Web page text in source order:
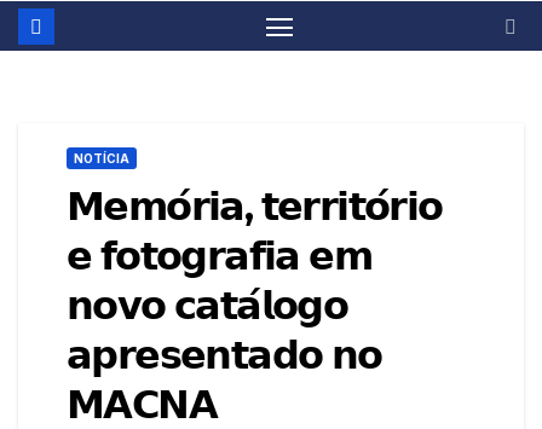
NOTÍCIA
𝗠𝗲𝗺𝗼́𝗿𝗶𝗮, 𝘁𝗲𝗿𝗿𝗶𝘁𝗼́𝗿𝗶𝗼
𝗲 𝗳𝗼𝘁𝗼𝗴𝗿𝗮𝗳𝗶𝗮 𝗲𝗺
𝗻𝗼𝘃𝗼 𝗰𝗮𝘁𝗮́𝗹𝗼𝗴𝗼
𝗮𝗽𝗿𝗲𝘀𝗲𝗻𝘁𝗮𝗱𝗼 𝗻𝗼
𝗠𝗔𝗖𝗡𝗔